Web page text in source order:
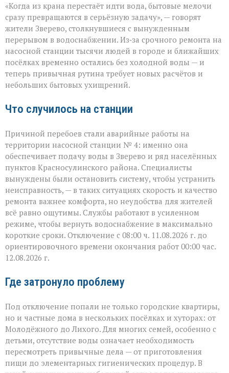
воды
ни
туда
ни
сюда:
в
Зверево
и
окрестностях —
«Когда из крана перестаёт идти вода, бытовые мелочи
сразу превращаются в серьёзную задачу», — говорят
жители Зверево, столкнувшиеся с вынужденным
перерывом в водоснабжении. Из‑за срочного ремонта на
насосной станции тысячи людей в городе и ближайших
посёлках временно остались без холодной воды — и
теперь привычная рутина требует новых расчётов и
небольших бытовых ухищрений.
Что случилось на станции
Причиной перебоев стали аварийные работы на
территории насосной станции № 4: именно она
обеспечивает подачу воды в Зверево и ряд населённых
пунктов Красносулинского района. Специалисты
вынуждены были остановить систему, чтобы устранить
неисправность, — в таких ситуациях скорость и качество
ремонта важнее комфорта, но неудобства для жителей
всё равно ощутимы. Службы работают в усиленном
режиме, чтобы вернуть водоснабжение в максимально
короткие сроки. Отключение с 08:00 ч. 11.08.2026 г. до
ориентировочного времени окончания работ 00:00 час.
12.08.2026 г.
Где затронуло проблему
Под отключение попали не только городские квартиры,
но и частные дома в нескольких посёлках и хуторах: от
Молодёжного до Лихого. Для многих семей, особенно с
детьми, отсутствие воды означает необходимость
пересмотреть привычные дела — от приготовления
пищи до элементарных гигиенических процедур. В